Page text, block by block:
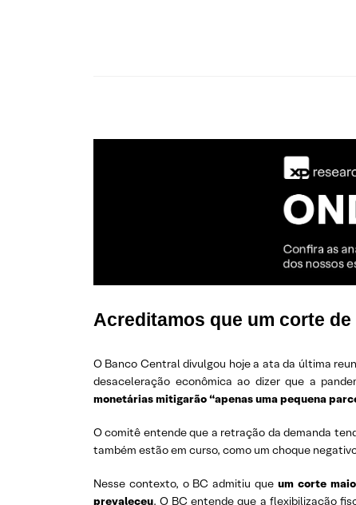
Acreditamos que um corte
O Banco Central divulgou hoje a ata da última
desaceleração econômica ao dizer que a
monetárias mitigarão “apenas uma pequena
O comitê entende que a retração da demanda
também estão em curso, como um choque
Nesse contexto, o BC admitiu que um corte
prevaleceu. O BC entende que a flexibilização